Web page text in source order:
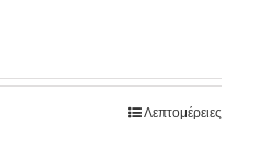
Λεπτομέρειες